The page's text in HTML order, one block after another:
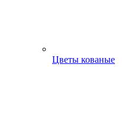
Цветы кованые